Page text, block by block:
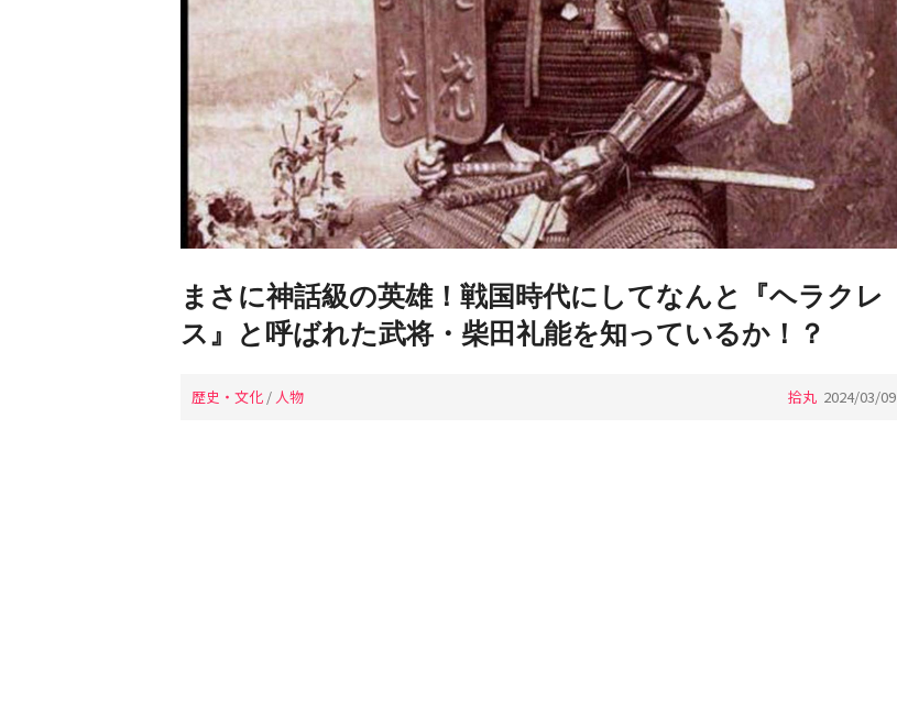
まさに神話級の英雄！戦国時代にしてなんと『ヘラクレ
ス』と呼ばれた武将・柴田礼能を知っているか！？
歴史・文化 / 人物 拾丸 2024/03/09